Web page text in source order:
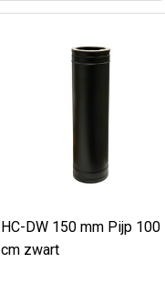
HC-DW 150 mm Pijp 100
cm zwart